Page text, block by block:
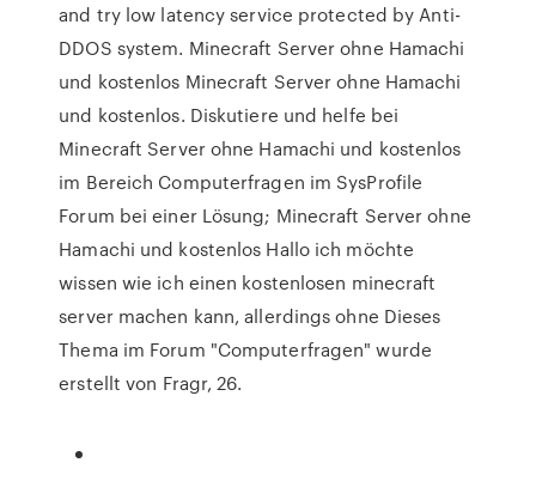
and try low latency service protected by Anti-
DDOS system. Minecraft Server ohne Hamachi
und kostenlos Minecraft Server ohne Hamachi
und kostenlos. Diskutiere und helfe bei
Minecraft Server ohne Hamachi und kostenlos
im Bereich Computerfragen im SysProfile
Forum bei einer Lösung; Minecraft Server ohne
Hamachi und kostenlos Hallo ich möchte
wissen wie ich einen kostenlosen minecraft
server machen kann, allerdings ohne Dieses
Thema im Forum "Computerfragen" wurde
erstellt von Fragr, 26.